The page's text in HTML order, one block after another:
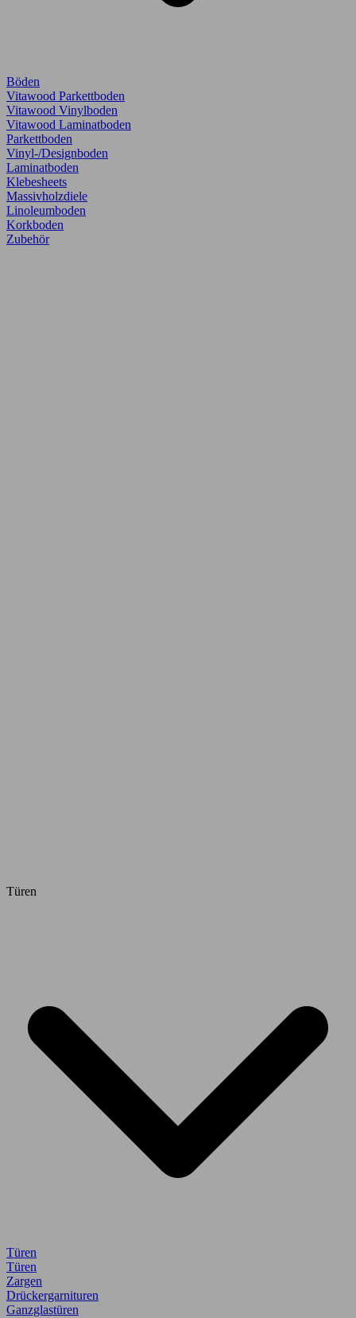
Böden
Vitawood Parkettboden
Vitawood Vinylboden
Vitawood Laminatboden
Parkettboden
Vinyl-/Designboden
Laminatboden
Klebesheets
Massivholzdiele
Linoleumboden
Korkboden
Zubehör
Türen
Türen
Türen
Zargen
Drückergarnituren
Ganzglastüren